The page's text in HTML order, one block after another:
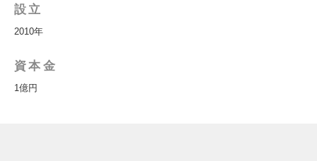
設立
2010年
資本金
1億円